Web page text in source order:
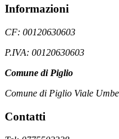
Informazioni
CF: 00120630603
P.IVA: 00120630603
Comune di Piglio
Comune di Piglio Viale
Contatti